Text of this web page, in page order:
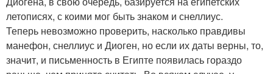
летописях, с коими мог быть знаком и снеллиус.
Теперь невозможно проверить, насколько правдивы
манефон, снеллиус и Диоген, но если их даты верны, то,
значит, и письменность в Египте появилась гораздо